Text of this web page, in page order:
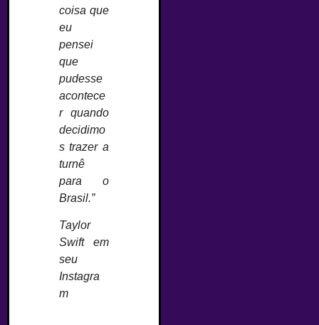
coisa que
eu
pensei
que
pudesse
acontece
r quando
decidimo
s trazer a
turnê
para o
Brasil.”
Taylor
Swift em
seu
Instagra
m